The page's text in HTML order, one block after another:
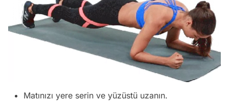
Matınızı yere serin ve yüzüstü uzanın.